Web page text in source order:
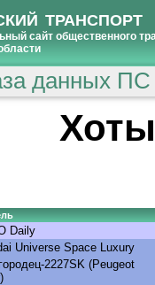
ТРАНСПОРТ
сайт общественного
данных ПС
Daily
Universe Space Luxury
2227SK (Peugeot